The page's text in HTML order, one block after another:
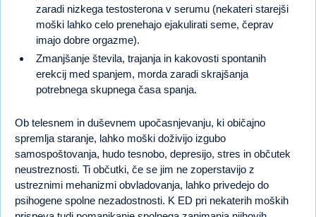
zaradi nizkega testosterona v serumu (nekateri starejši
moški lahko celo prenehajo ejakulirati seme, čeprav
imajo dobre orgazme).
Zmanjšanje števila, trajanja in kakovosti spontanih
erekcij med spanjem, morda zaradi skrajšanja
potrebnega skupnega časa spanja.
Ob telesnem in duševnem upočasnjevanju, ki običajno
spremlja staranje, lahko moški doživijo izgubo
samospoštovanja, hudo tesnobo, depresijo, stres in občutek
neustreznosti. Ti občutki, če se jim ne zoperstavijo z
ustreznimi mehanizmi obvladovanja, lahko privedejo do
psihogene spolne nezadostnosti. K ED pri nekaterih moških